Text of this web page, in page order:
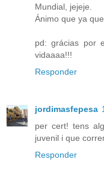
Mundial, jejeje.
Ánimo que ya
pd: grácias por
vidaaaa!!!
Responder
jordimasfepesa
per cert! tens
juvenil i que
Responder